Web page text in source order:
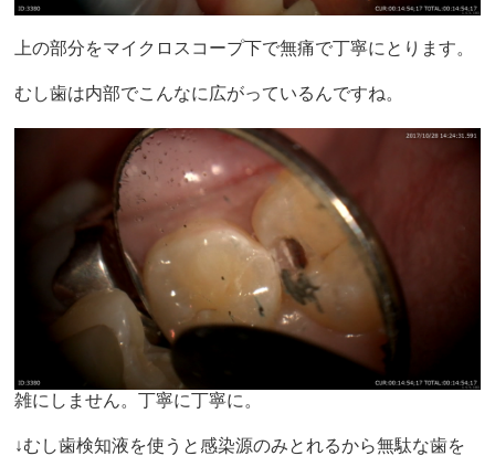
上の部分をマイクロスコープ下で無痛で丁寧にとります。
むし歯は内部でこんなに広がっているんですね。
雑にしません。丁寧に丁寧に。
↓むし歯検知液を使うと感染源のみとれるから無駄な歯を